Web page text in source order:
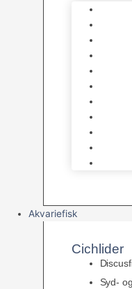
Akvariefisk
Cichlider
Syd-